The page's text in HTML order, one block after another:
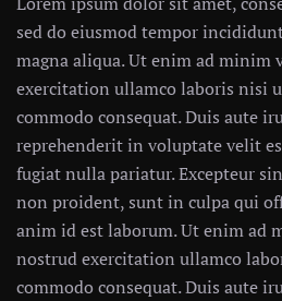
sed do eiusmod tempor
magna aliqua. Ut enim ad minim
exercitation ullamco laboris nisi
commodo consequat. Duis aute
reprehenderit in voluptate velit
fugiat nulla pariatur. Excepteur
non proident, sunt in culpa qui
anim id est laborum. Ut enim ad
nostrud exercitation ullamco
commodo consequat. Duis aute